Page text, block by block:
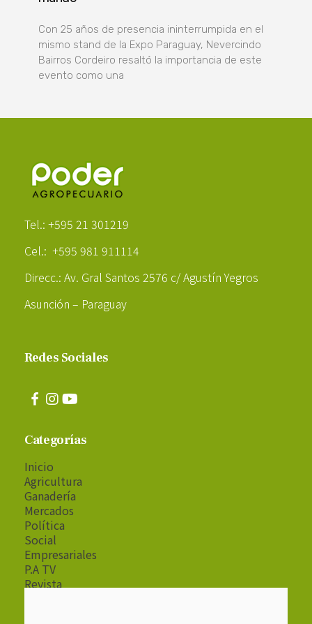
Con 25 años de presencia ininterrumpida en el
mismo stand de la Expo Paraguay, Nevercindo
Bairros Cordeiro resaltó la importancia de este
evento como una
Tel.: +595 21 301219
Cel.: +595 981 911114
Direcc.: Av. Gral Santos 2576 c/ Agustín Yegros
Asunción – Paraguay
Redes Sociales
Categorías
Inicio
Agricultura
Ganadería
Mercados
Política
Social
Empresariales
P.A TV
Revista